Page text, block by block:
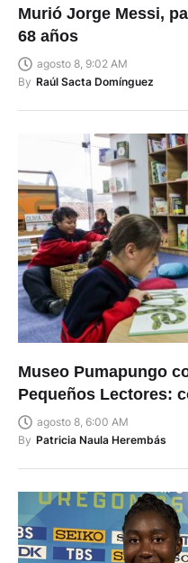
Murió Jorge Messi,
68 años
agosto 8, 9:02 AM
By Raúl Sacta Domínguez
Museo Pumapungo
Pequeños Lectores:
agosto 8, 6:00 AM
By Patricia Naula Herembás